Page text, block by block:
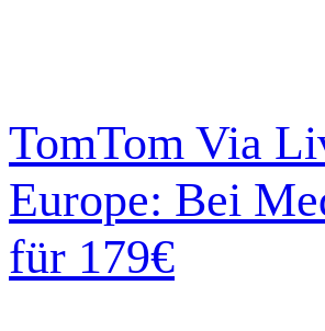
TomTom Via
Europe: Bei
für 179€